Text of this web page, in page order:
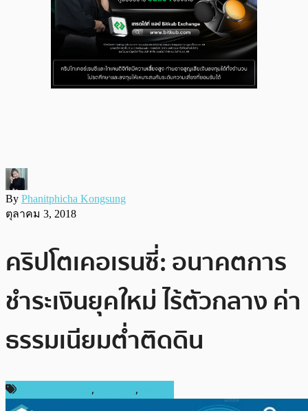
By Phanitphicha Kongsung
ตุลาคม 3, 2018
คริปโตเคอเรนซี่: อนาคตการ
ชำระเงินยุคใหม่ ไร้ตัวกลาง ค่า
ธรรมเนียมต่ำติดดิน
, ,